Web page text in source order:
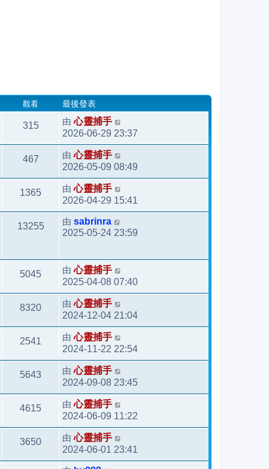
觀看 最後發表
315 由心靈捕手
2026-06-29 23:37
467 由心靈捕手
2026-05-09 08:49
1365 由心靈捕手
2026-04-29 15:41
13255 由 sabrinra
2025-05-24 23:59
5045 由心靈捕手
2025-04-08 07:40
8320 由心靈捕手
2024-12-04 21:04
2541 由心靈捕手
2024-11-22 22:54
5643 由心靈捕手
2024-09-08 23:45
4615 由心靈捕手
2024-06-09 11:22
3650 由心靈捕手
2024-06-01 23:41